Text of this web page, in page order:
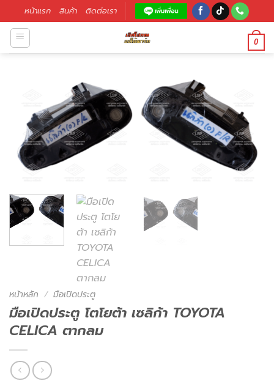
หน้าแรก สินค้า ติดต่อเรา
0
หน้าหลัก / มือเปิดประตู
มือเปิดประตู โตโยต้า เซลิก้า TOYOTA
CELICA ตากลม